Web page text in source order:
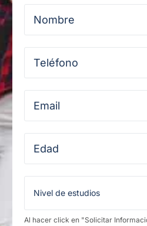
Al hacer click en "Solicitar